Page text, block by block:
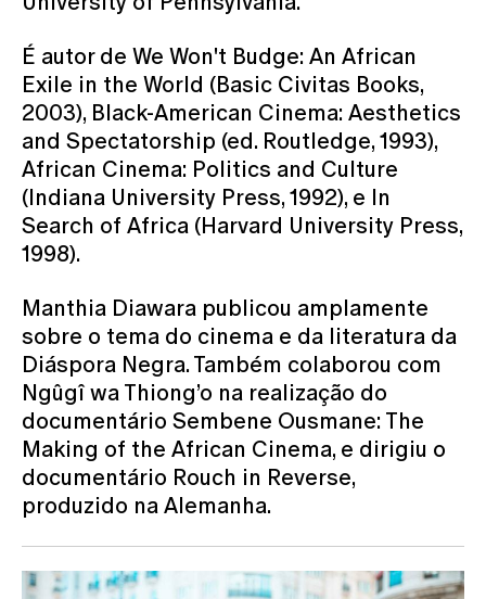
É autor de We Won't Budge: An African
Exile in the World (Basic Civitas Books,
2003), Black-American Cinema: Aesthetics
and Spectatorship (ed. Routledge, 1993),
African Cinema: Politics and Culture
(Indiana University Press, 1992), e In
Search of Africa (Harvard University Press,
1998).
Manthia Diawara publicou amplamente
sobre o tema do cinema e da literatura da
Diáspora Negra. Também colaborou com
Ngûgî wa Thiong’o na realização do
documentário Sembene Ousmane: The
Making of the African Cinema, e dirigiu o
documentário Rouch in Reverse,
produzido na Alemanha.